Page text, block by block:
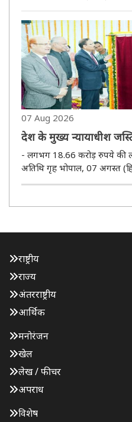
लाख 16 हजार रुपये की संपत्ति
07 Aug 2026
देश के मुख्य न्यायाधीश
किया न्यायाधीश अतिथि
- लगभग 18.66 करोड़ रुपये की
अतिथि गृह भोपाल, 07 अगस्त (हि.स.)। भारत के मुख्य न्यायाधीश
राष्ट्रीय
राज्य
अंतरराष्ट्रीय
आर्थिक
मनोरंजन
खेल
लेख / फीचर
अपराध
विशेष